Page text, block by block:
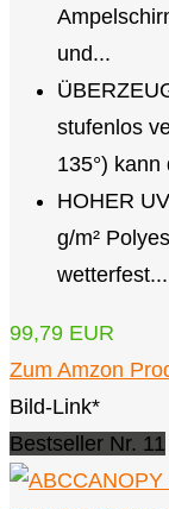
und...
stufenlos
135°) kann
HOHER
g/m²
wetterfest...
99,79 EUR
Zum Amzon
Bild-Link*
Bestseller Nr. 11